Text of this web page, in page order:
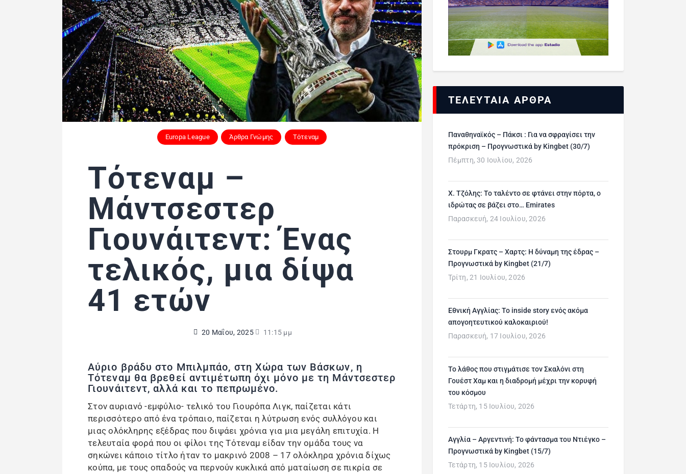
Europa League Άρθρα Γνώμης Τότεναμ
Τότεναμ –
Μάντσεστερ
Γιουνάιτεντ: Ένας
τελικός, μια δίψα
41 ετών
20 Μαΐου, 2025 11:15 μμ
Αύριο βράδυ στο Μπιλμπάο, στη Χώρα των Βάσκων, η
Τότεναμ θα βρεθεί αντιμέτωπη όχι μόνο με τη Μάντσεστερ
Γιουνάιτεντ, αλλά και το πεπρωμένο.
Στον αυριανό -εμφύλιο- τελικό του Γιουρόπα Λιγκ, παίζεται κάτι
περισσότερο από ένα τρόπαιο, παίζεται η λύτρωση ενός συλλόγου και
μιας ολόκληρης εξέδρας που διψάει χρόνια για μια μεγάλη επιτυχία. Η
τελευταία φορά που οι φίλοι της Τότεναμ είδαν την ομάδα τους να
σηκώνει κάποιο τίτλο ήταν το μακρινό 2008 – 17 ολόκληρα χρόνια δίχως
κούπα, με τους οπαδούς να περνούν κυκλικά από ματαίωση σε πικρία σε
ΤΕΛΕΥΤΑΙΑ ΑΡΘΡΑ
Παναθηναϊκός – Πάκσι : Για να σφραγίσει την
πρόκριση – Προγνωστικά by Kingbet (30/7)
Πέμπτη, 30 Ιουλίου, 2026
Χ. Τζόλης: Το ταλέντο σε φτάνει στην πόρτα, ο
ιδρώτας σε βάζει στο… Emirates
Παρασκευή, 24 Ιουλίου, 2026
Στουρμ Γκρατς – Χαρτς: Η δύναμη της έδρας –
Προγνωστικά by Kingbet (21/7)
Τρίτη, 21 Ιουλίου, 2026
Εθνική Αγγλίας: Το inside story ενός ακόμα
απογοητευτικού καλοκαιριού!
Παρασκευή, 17 Ιουλίου, 2026
Το λάθος που στιγμάτισε τον Σκαλόνι στη
Γουέστ Χαμ και η διαδρομή μέχρι την κορυφή
του κόσμου
Τετάρτη, 15 Ιουλίου, 2026
Αγγλία – Αργεντινή: Το φάντασμα του Ντιέγκο –
Προγνωστικά by Kingbet (15/7)
Τετάρτη, 15 Ιουλίου, 2026